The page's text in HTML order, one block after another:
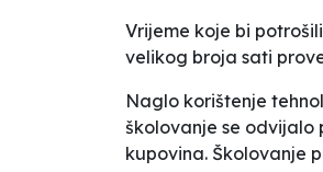
Vrijeme koje bi
velikog broja sati
Naglo korištenje
školovanje se odvijalo
kupovina. Školovanje